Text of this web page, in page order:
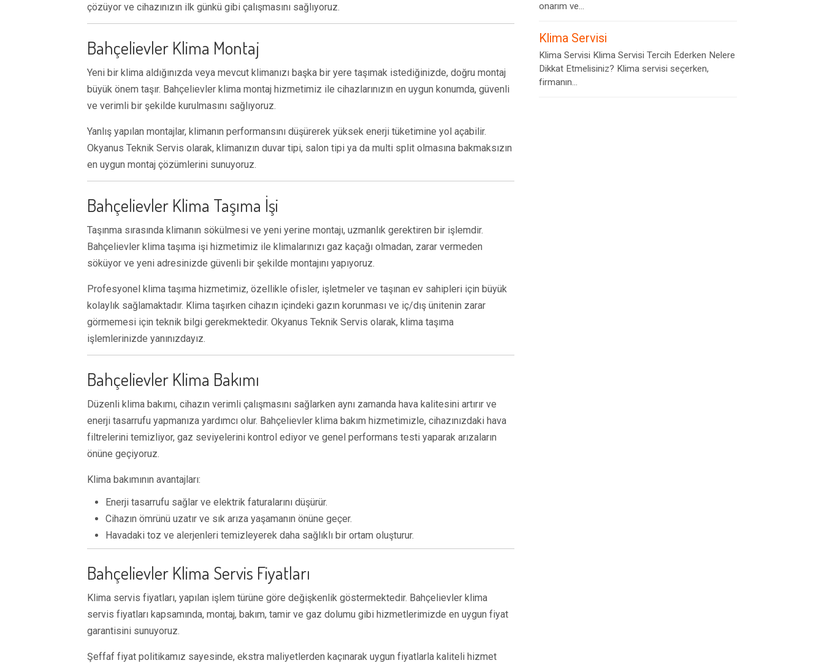
çözüyor ve cihazınızın ilk günkü gibi çalışmasını sağlıyoruz.
Bahçelievler Klima Montaj
Yeni bir klima aldığınızda veya mevcut klimanızı başka bir yere taşımak istediğinizde, doğru montaj
büyük önem taşır. Bahçelievler klima montaj hizmetimiz ile cihazlarınızın en uygun konumda, güvenli
ve verimli bir şekilde kurulmasını sağlıyoruz.
Yanlış yapılan montajlar, klimanın performansını düşürerek yüksek enerji tüketimine yol açabilir.
Okyanus Teknik Servis olarak, klimanızın duvar tipi, salon tipi ya da multi split olmasına bakmaksızın
en uygun montaj çözümlerini sunuyoruz.
Bahçelievler Klima Taşıma İşi
Taşınma sırasında klimanın sökülmesi ve yeni yerine montajı, uzmanlık gerektiren bir işlemdir.
Bahçelievler klima taşıma işi hizmetimiz ile klimalarınızı gaz kaçağı olmadan, zarar vermeden
söküyor ve yeni adresinizde güvenli bir şekilde montajını yapıyoruz.
Profesyonel klima taşıma hizmetimiz, özellikle ofisler, işletmeler ve taşınan ev sahipleri için büyük
kolaylık sağlamaktadır. Klima taşırken cihazın içindeki gazın korunması ve iç/dış ünitenin zarar
görmemesi için teknik bilgi gerekmektedir. Okyanus Teknik Servis olarak, klima taşıma
işlemlerinizde yanınızdayız.
Bahçelievler Klima Bakımı
Düzenli klima bakımı, cihazın verimli çalışmasını sağlarken aynı zamanda hava kalitesini artırır ve
enerji tasarrufu yapmanıza yardımcı olur. Bahçelievler klima bakım hizmetimizle, cihazınızdaki hava
filtrelerini temizliyor, gaz seviyelerini kontrol ediyor ve genel performans testi yaparak arızaların
önüne geçiyoruz.
Klima bakımının avantajları:
Enerji tasarrufu sağlar ve elektrik faturalarını düşürür.
Cihazın ömrünü uzatır ve sık arıza yaşamanın önüne geçer.
Havadaki toz ve alerjenleri temizleyerek daha sağlıklı bir ortam oluşturur.
Bahçelievler Klima Servis Fiyatları
Klima servis fiyatları, yapılan işlem türüne göre değişkenlik göstermektedir. Bahçelievler klima
servis fiyatları kapsamında, montaj, bakım, tamir ve gaz dolumu gibi hizmetlerimizde en uygun fiyat
garantisini sunuyoruz.
Şeffaf fiyat politikamız sayesinde, ekstra maliyetlerden kaçınarak uygun fiyatlarla kaliteli hizmet
onarım ve...
Klima Servisi
Klima Servisi Klima Servisi Tercih Ederken Nelere
Dikkat Etmelisiniz? Klima servisi seçerken,
firmanın...